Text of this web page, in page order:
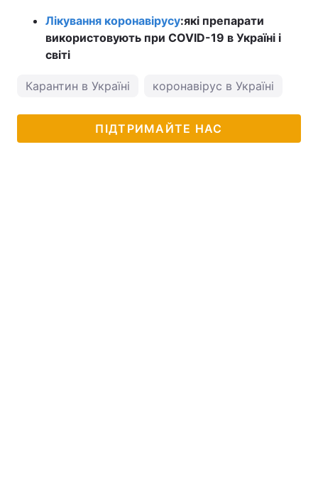
Лікування коронавірусу:які препарати
використовують при COVID-19 в Україні і
світі
Карантин в Україні коронавірус в Україні
ПІДТРИМАЙТЕ НАС